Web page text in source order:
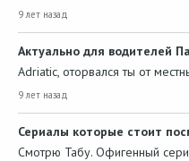
9 лет назад
Актуально для водителей
Adriatic, оторвался ты от
9 лет назад
Сериалы которые стоит
Смотрю Табу. Офигенный